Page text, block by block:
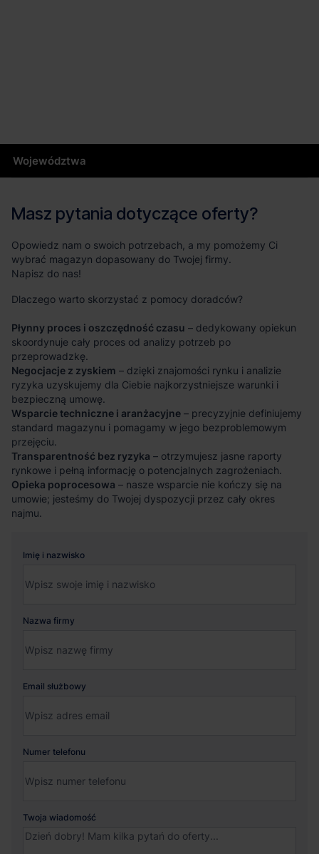
Województwa
Masz pytania dotyczące oferty?
Opowiedz nam o swoich potrzebach, a my pomożemy Ci
wybrać magazyn dopasowany do Twojej firmy.
Napisz do nas!
Dlaczego warto skorzystać z pomocy doradców?
Płynny proces i oszczędność czasu – dedykowany opiekun
skoordynuje cały proces od analizy potrzeb po
przeprowadzkę.
Negocjacje z zyskiem – dzięki znajomości rynku i analizie
ryzyka uzyskujemy dla Ciebie najkorzystniejsze warunki i
bezpieczną umowę.
Wsparcie techniczne i aranżacyjne – precyzyjnie definiujemy
standard magazynu i pomagamy w jego bezproblemowym
przejęciu.
Transparentność bez ryzyka – otrzymujesz jasne raporty
rynkowe i pełną informację o potencjalnych zagrożeniach.
Opieka poprocesowa – nasze wsparcie nie kończy się na
umowie; jesteśmy do Twojej dyspozycji przez cały okres
najmu.
Imię i nazwisko
Nazwa firmy
Email służbowy
Numer telefonu
Twoja wiadomość